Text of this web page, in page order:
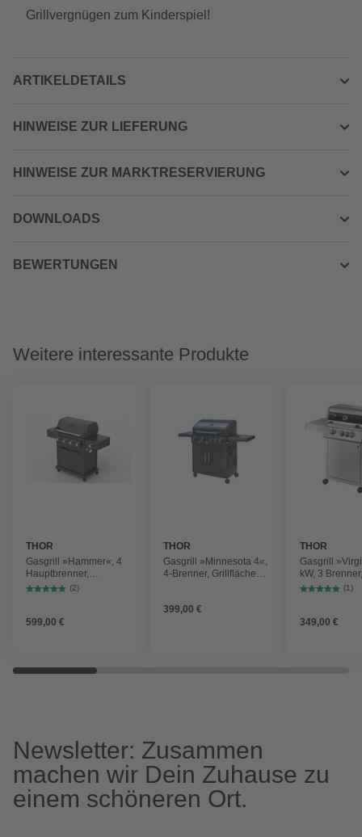
Grillvergnügen zum Kinderspiel!
ARTIKELDETAILS
HINWEISE ZUR LIEFERUNG
HINWEISE ZUR MARKTRESERVIERUNG
DOWNLOADS
BEWERTUNGEN
Weitere interessante Produkte
THOR
Gasgrill »Hammer«, 4
Hauptbrenner,
Seitenbrenner, Aluguss
(2)
599,00 €
THOR
Gasgrill »Minnesota 4«,
4-Brenner, Grillfläche:
Oberflächen
399,00 €
THOR
Gasgrill
kW, 3
Seitenkocher,
(1)
349,00 €
Newsletter: Zusammen
machen wir Dein Zuhause zu
einem schöneren Ort.